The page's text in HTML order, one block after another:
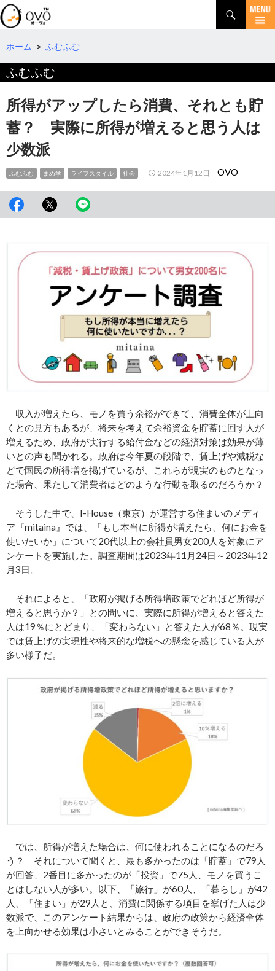
検
索
コ
テ
へ
動
ホーム > ふむふむ
ふむふむ
所得がアップしたら消費、それとも貯
蓄？ 実際に所得が増えると思う人は
少数派
ふむふむ まめ学 ライフスタイル 社会 2024年1月12日 OVO
収入が増えたら、モノを買う余裕ができて、消費全体が上向
くとの見方もあるが、将来を考えて余裕資金を貯蓄に回す人が
増えるため、政府が実行する給付金などの経済対策は効果が薄
いとの声も聞かれる。政府は今年夏の段階で、賃上げや減税な
どで国民の所得増を掲げているが、これらが現実のものとなっ
た場合、果たして消費者はどのような行動を取るのだろうか？
そうした中で、I-House（東京）が運営する住まいのメディ
ア『mitaina』では、「もし本当に所得が増えたら、何にお金を
使いたいか」について20代以上の会社員男女200人を対象にア
ンケートを実施した。調査期間は2023年11月24日～2023年12
月3日。
それによると、「政府が掲げる所得増政策でどれほど所得が
増えると思うか？」との問いに、実際に所得が増えると答えた
人は19％にとどまり、「変わらない」と答えた人が68％。現実
では賃上げの実現性や将来的な増税への懸念を感じている人が
多い様子だ。
では、所得が増えた場合は、何に使われることになるのだろ
う？ それについて聞くと、最も多かったのは「貯蓄」で79人
が回答、2番目に多かったのが「投資」で75人、モノを買うこ
とはしない人が多い。以下、「旅行」が60人、「暮らし」が42
人、「住まい」が29人と、消費に関係する項目を挙げた人は少
数派で、このアンケート結果からは、政府の政策から経済全体
を上向かせる効果は小さいとみることができそうだ。